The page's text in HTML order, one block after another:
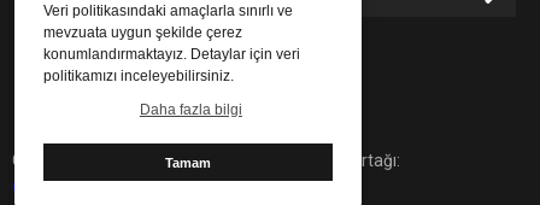
Veri politikasındaki amaçlarla sınırlı ve
mevzuata uygun şekilde çerez
konumlandırmaktayız. Detaylar için veri
politikamızı inceleyebilirsiniz.
Daha fazla bilgi
Tamam
E-Bülten aboneliği ile haberlere daha hızlı erişin.
Copyright © 2025 abb61.com | Dijital Çözüm Ortağı:
61medya.com.tr